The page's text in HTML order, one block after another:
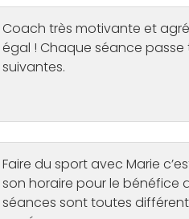
Coach très motivante et
égal ! Chaque séance passe
suivantes.
Faire du sport avec Marie
son horaire pour le bénéfice
séances sont toutes